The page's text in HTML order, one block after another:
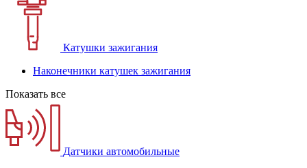
Катушки зажигания
Наконечники катушек зажигания
Показать все
Датчики автомобильные